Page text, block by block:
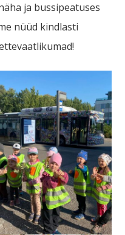
ja bussipeatuses
nüüd kindlasti